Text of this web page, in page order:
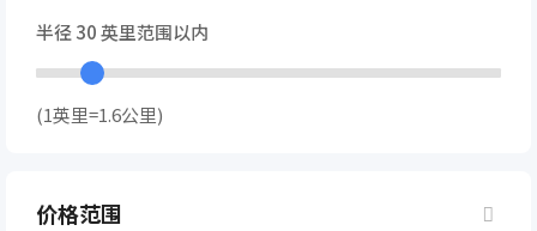
半径30英里范围以内
(1英里=1.6公里)
价格范围